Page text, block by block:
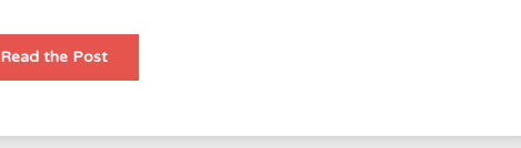
Read the Post詳
介
港